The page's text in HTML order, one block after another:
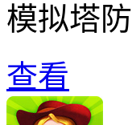
模拟塔防
查看